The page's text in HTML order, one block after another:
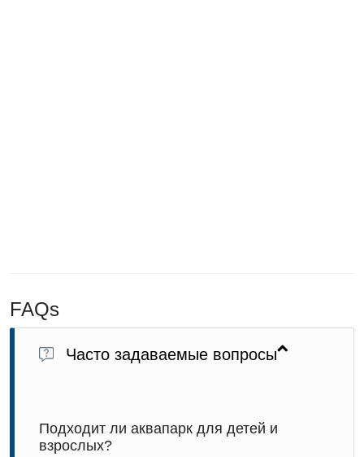
FAQs
Часто задаваемые вопросы
Подходит ли аквапарк для детей и
взрослых?